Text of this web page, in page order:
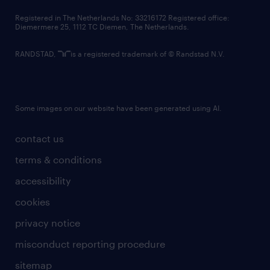
contact us
terms & conditions
accessibility
cookies
privacy notice
misconduct reporting procedure
sitemap
Registered in The Netherlands No: 33216172 Registered office:
Diemermere 25, 1112 TC Diemen, The Netherlands.
RANDSTAD, is a registered trademark of © Randstad N.V.
Some images on our website have been generated using AI.